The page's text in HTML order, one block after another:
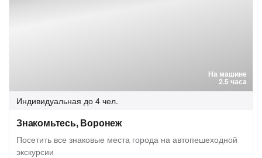
На машине
2.5 часа
Индивидуальная до 4 чел.
Знакомьтесь, Воронеж
Посетить все знаковые места города на автопешеходной
экскурсии